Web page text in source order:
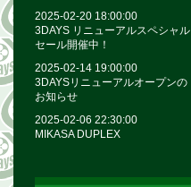
2025-02-20 18:00:00
3DAYS リニューアルスペシャル
セール開催中！
2025-02-14 19:00:00
3DAYSリニューアルオープンの
お知らせ
2025-02-06 22:30:00
MIKASA DUPLEX